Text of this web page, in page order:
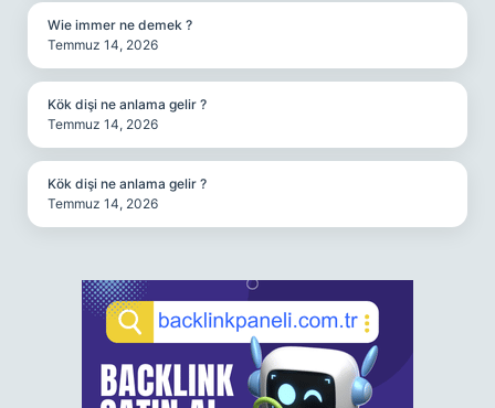
Wie immer ne demek ?
Temmuz 14, 2026
Kök dişi ne anlama gelir ?
Temmuz 14, 2026
Kök dişi ne anlama gelir ?
Temmuz 14, 2026